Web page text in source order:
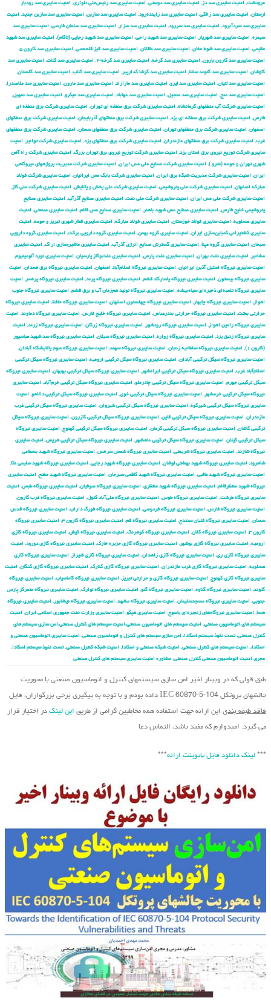
مرودشت, امنیت سایبری سد دز , امنیت سایبری سد دوستی, امنیت سایبری سد رئیس‌علی دلواری, امنیت سایبری سد رودبار
لرستان, امنیت سایبری سد زالکی, امنیت سایبری سد زاینده‌رود, امنیت سایبری سد سازبن, امنیت سایبری سد سازبن جدید, امنیت
سایبری سد سردآبرود, امنیت سایبری سد سررود, امنیت سایبری سد سزار , امنیت سایبری سد سلمان فارسی, امنیت سایبری سد
سیمره, امنیت سایبری سد شهریار , امنیت سایبری سد شهید راجی, امنیت سایبری سد شهید رجایی (تاکام), امنیت سایبری سد شهید
عظیمی, امنیت سایبری سد شوط مغان, امنیت سایبری سد طالقان, امنیت سایبری سد قیز قلعه‌سی, امنیت سایبری سد کارون ۵ ,
امنیت سایبری سد کارون بارون, امنیت سایبری سد کرخه, امنیت سایبری سد کرخه-۲ , امنیت سایبری سد کلات, امنیت سایبری سد
گاوشان, امنیت سایبری سد گتوند سفلا, امنیت سایبری سد گرشا گدارپیر , امنیت سایبری سد گلاب, امنیت سایبری سد گلستان,
امنیت سایبری سد لتیان, امنیت سایبری سد لیرو, امنیت سایبری سد مارازاد, امنیت سایبری سد مارون, امنیت سایبری سد ملاصدرا,
امنیت سایبری سد منج, امنیت سایبری سد منجیل, امنیت سایبری سد مهاباد, امنیت سایبری سد میکرو, امنیت سایبری سد نمهیل,
امنیت سایبری شركت آب منطقهای كرمانشاه, امنیت سایبری شركت برق منطقه ای تهران, امنیت سایبری شركت برق منطقه ای
فارس, امنیت سایبری شركت برق منطقه ای یزد, امنیت سایبری شركت برق منطقهای آذربایجان, امنیت سایبری شركت برق منطقهای
اصفهان, امنیت سایبری شركت برق منطقهای تهران, امنیت سایبری شركت برق منطقهای سمنان, امنیت سایبری شركت برق منطقهای
غرب, امنیت سایبری شركت برق منطقهای مازندران, امنیت سایبری شركت برق منطقهای یزد, امنیت سایبری شركت توانیر , امنیت
سایبری شركت توزیع نیروی برق استان یزد, امنیت سایبری شركت توزیع نیروی برق تهران بزرگ, امنیت سایبری شركت راه آهن
شهری تهران و حومه (مترو ), امنیت سایبری شركت صنایع ملی مس ایران, امنیت سایبری شركت مدیریت پروژههای نیروگاهی
ایران, امنیت سایبری شركت مدیریت شبكه برق ایران, امنیت سایبری شرکت بابک مس ایرانیان, امنیت سایبری شرکت فولاد
مبارکه اصفهان, امنیت سایبری شرکت ملی پتروشیمی, امنیت سایبری شرکت ملی پخش و پالایش, امنیت سایبری شرکت ملی گاز ,
امنیت سایبری شرکت ملی مس ایران, امنیت سایبری شرکت ملی نفت, امنیت سایبری صنایع آذرآب, امنیت سایبری صنایع
پتروشیمی خلیج فارس, امنیت سایبری صنایع مس شهید باهنر , امنیت سایبری صنایع مس قائم, امنیت سایبری صنعتی, امنیت
سایبری عسلویه, امنیت سایبری فولاد خوزستان, امنیت سایبری فولاد مبارکه, امنیت سایبری قطار شهری تبریز و حومه, امنیت
سایبری کشتیرانی کمباین‌سازی ایران, امنیت سایبری گروه بهمن, امنیت سایبری گروه دارویی برکت, امنیت سایبری گروه دارویی
سبحان, امنیت سایبری گروه مپنا, امنیت سایبری گسترش صنایع انرژی آذرآب, امنیت سایبری ماشین‌سازی اراک, امنیت سایبری
مشانیر , امنیت سایبری نفت بهران, امنیت سایبری نفت پارس, امنیت سایبری نفت‌وگاز پارسیان, امنیت سایبری نورد آلومینیوم,
امنیت سایبری نیروگاه استیل آذین ایرانیان, امنیت سایبری نیروگاه اسلام‌آباد اصفهان, امنیت سایبری نیروگاه برق همدان, امنیت
سایبری نیروگاه بیستون, امنیت سایبری نیروگاه پاسارگاد قشم, امنیت سایبری نیروگاه پرند, امنیت سایبری نیروگاه پره‌سر , امنیت
سایبری نیروگاه تلمبه‌ای ذخیره‌ای سیاه‌بیشه, امنیت سایبری نیروگاه تولید هم‌زمان آب و برق قشم, امنیت سایبری نیروگاه جنوب
اهواز , امنیت سایبری نیروگاه چابهار , امنیت سایبری نیروگاه چهلستون اصفهان, امنیت سایبری نیروگاه حافظ, امنیت سایبری نیروگاه
حرارتی بعثت, امنیت سایبری نیروگاه حرارتی بندرعباس, امنیت سایبری نیروگاه خلیج فارس, امنیت سایبری نیروگاه دماوند, امنیت
سایبری نیروگاه رامین اهواز , امنیت سایبری نیروگاه رودشور , امنیت سایبری نیروگاه زرگان, امنیت سایبری نیروگاه زرند, امنیت
سایبری نیروگاه زنبق یزد, امنیت سایبری نیروگاه زواره, امنیت سایبری نیروگاه سبلان, امنیت سایبری نیروگاه سد شهید عباسپور
(کارون ۱)
, امنیت سایبری نیروگاه سلطانیه زنجان, امنیت سایبری نیروگاه سهند, امنیت سایبری نیروگاه سوم پالایشگاه آبادان,
امنیت سایبری نیروگاه سیکل ترکیبی آبادان, امنیت سایبری نیروگاه سیکل ترکیبی ارومیه, امنیت سایبری نیروگاه سیکل ترکیبی
اسلام‌آباد غرب, امنیت سایبری نیروگاه سیکل ترکیبی ایرانشهر , امنیت سایبری نیروگاه سیکل ترکیبی بهبهان, امنیت سایبری نیروگاه
سیکل ترکیبی جهرم, امنیت سایبری نیروگاه سیکل ترکیبی چادرملو, امنیت سایبری نیروگاه سیکل ترکیبی خرم‌آباد, امنیت سایبری
نیروگاه سیکل ترکیبی خرمشهر , امنیت سایبری نیروگاه سیکل ترکیبی خوی, امنیت سایبری نیروگاه سیکل ترکیبی دالاهو, امنیت
سایبری نیروگاه سیکل ترکیبی شیرکوه, امنیت سایبری نیروگاه سیکل ترکیبی شیروان, امنیت سایبری نیروگاه سیکل ترکیبی غرب
مازندران, امنیت سایبری نیروگاه سیکل ترکیبی قاین, امنیت سایبری نیروگاه سیکل ترکیبی کازرون, امنیت سایبری نیروگاه سیکل
ترکیبی کاشان, امنیت سایبری نیروگاه سیکل ترکیبی کرمان, امنیت سایبری نیروگاه سیکل ترکیبی کهنوج, امنیت سایبری نیروگاه
سیکل ترکیبی گیلان, امنیت سایبری نیروگاه سیکل ترکیبی ماهشهر , امنیت سایبری نیروگاه سیکل ترکیبی هریس, امنیت سایبری
نیروگاه شازند, امنیت سایبری نیروگاه شریعتی, امنیت سایبری نیروگاه شمس سرخس, امنیت سایبری نیروگاه شهید بسطامی
شاهرود, امنیت سایبری نیروگاه شهید بهشتی لوشان, امنیت سایبری نیروگاه شهید رجایی, امنیت سایبری نیروگاه شهید سلیمی نکا,
امنیت سایبری نیروگاه شهید طالبی, امنیت سایبری نیروگاه شهید کاظمی سیرجان, امنیت سایبری نیروگاه شهید مفتح, امنیت سایبری
نیروگاه شهید منتظرقائم, امنیت سایبری نیروگاه شهید منتظری, امنیت سایبری نیروگاه صوفیان, امنیت سایبری نیروگاه طبس, امنیت
سایبری نیروگاه طرشت, امنیت سایبری نیروگاه طوس, امنیت سایبری نیروگاه علی‌آباد کتول, امنیت سایبری نیروگاه غرب کارون,
امنیت سایبری نیروگاه فارس, امنیت سایبری نیروگاه فردوسی, امنیت سایبری نیروگاه فورگ داراب, امنیت سایبری نیروگاه قدس
سمنان, امنیت سایبری نیروگاه قلیان سنندج, امنیت سایبری نیروگاه قم, امنیت سایبری نیروگاه کارون ۳ , امنیت سایبری نیروگاه
کارون ۴
, امنیت سایبری نیروگاه کلان, امنیت سایبری نیروگاه کوهرنگ, امنیت سایبری نیروگاه کیش, امنیت سایبری نیروگاه گازی
ارومیه, امنیت سایبری نیروگاه گازی بوشهر , امنیت سایبری نیروگاه گازی جزیره خارک, امنیت سایبری نیروگاه گازی دورود, امنیت
سایبری نیروگاه گازی ری, امنیت سایبری نیروگاه گازی زاهدان, امنیت سایبری نیروگاه گازی شیراز , امنیت سایبری نیروگاه گازی
عسلویه, امنیت سایبری نیروگاه گازی غرب مازندران, امنیت سایبری نیروگاه گازی کنارک, امنیت سایبری نیروگاه گازی کنگان, امنیت
سایبری نیروگاه گازی کهنوج, امنیت سایبری نیروگاه گازی و حرارتی تبریز , امنیت سایبری نیروگاه گاماسیاب, امنیت سایبری نیروگاه
گتوند, امنیت سایبری نیروگاه گناوه, امنیت سایبری نیروگاه گنو, امنیت سایبری نیروگاه لوارک, امنیت سایبری نیروگاه متمرکز پارس
جنوبی, امنیت سایبری نیروگاه مسجدسلیمان, امنیت سایبری نیروگاه مشهد, امنیت سایبری نیروگاه نیشابور , امنیت سایبری نیروگاه
هسا, امنیت سایبری نیروگاه‌های زنجیره‌ای یاسوج, امنیت سایبری هپکو, امنیت سایبری وزارت نفت جمهوری اسلامی ایران, امنیت
سیستم های اتوماسیون صنعتی, امنیت سیستم های اتوماسیون صنعتی،امنیت سیستم های کنترل صنعتی،امن سازی سیستم های
کنترل صنعتی، تست نفوذ سیستم اسکادا، امن سازی سیستم های کنترل و اتوماسیون صنعتی، امنیت سایبری اتوماسیون صنعتی و
اسکادا،, امنیت سیستم های کنترل صنعتی, امنیت شبکه صنعتی و اسکادا, امنیت شبکه کنترل صنعتی,تست نفوذ سیستم اسکادا,
مجری امنیت اتوماسیون صنعتی کنترل صنعتی, مشاوره امنیت سایبری سیستم های کنترل صنعتی
طبق قولی که در وبینار اخیر امن سازی سیستم‏های کنترل و اتوماسیون صنعتی با محوریت
چالشهای پروتکل IEC 60870-5-104 داده بودم و با توجه به پیگیری برخی بزرگواران، فایل
فاقد طبقه بندی این ارائه جهت استفاده همه مخاطبین گرامی از طریق این لینک در اختیار قرار
می گیرد. امیدوارم که مفید باشد، التماس دعا
*** لینک دانلود فایل پاپوینت ارائه***